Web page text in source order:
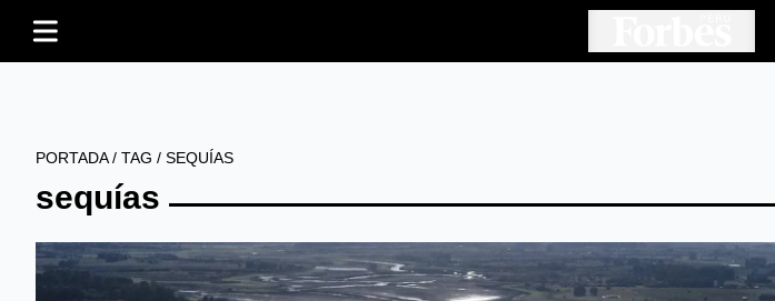
PORTADA/ TAG / SEQUÍAS
sequías